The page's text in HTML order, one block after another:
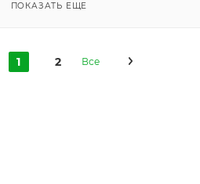
ПОКАЗАТЬ ЕЩЕ
1 2 Все